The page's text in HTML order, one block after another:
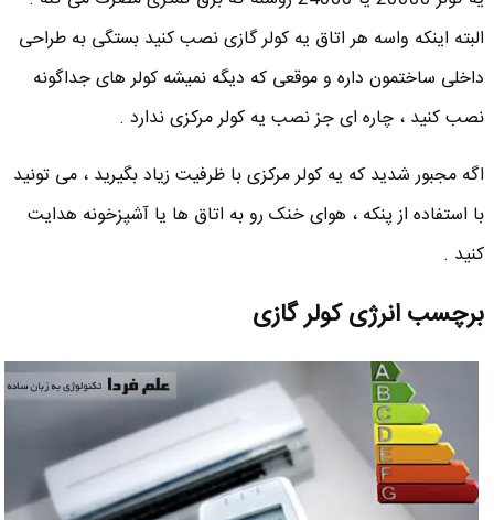
البته اینکه واسه هر اتاق یه کولر گازی نصب کنید بستگی به طراحی
داخلی ساختمون داره و موقعی که دیگه نمیشه کولر های جداگونه
نصب کنید ، چاره ای جز نصب یه کولر مرکزی ندارد .
اگه مجبور شدید که یه کولر مرکزی با ظرفیت زیاد بگیرید ، می تونید
با استفاده از پنکه ، هوای خنک رو به اتاق ها یا آشپزخونه هدایت
کنید .
برچسب انرژی کولر گازی